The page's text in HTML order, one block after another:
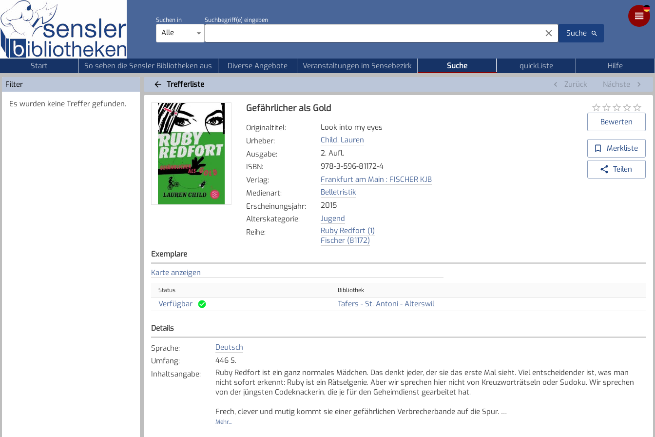
Suchen in
Alle
Suchbegriff(e) eingeben
Suche
Start So sehen die Sensler Bibliotheken aus Diverse Angebote Veranstaltungen im Sensebezirk Suche quickListe
Hilfe
Filter
Es wurden keine Treffer gefunden.
Trefferliste Zurück Nächste
Gefährlicher als Gold
Originaltitel:
Look into my eyes
Urheber:
Child, Lauren
Ausgabe:
2. Aufl.
ISBN:
978-3-596-81172-4
Verlag:
Frankfurt am Main : FISCHER KJB
Medienart:
Belletristik
Erscheinungsjahr:
2015
Alterskategorie:
Jugend
Reihe:
Ruby Redfort (1)
Fischer (81172)
Bewerten
Merkliste
Teilen
Exemplare
Karte anzeigen
Status Bibliothek
Verfügbar Tafers - St. Antoni - Alterswil
Details
Sprache:
Deutsch
Umfang:
446 S.
Inhaltsangabe:
Ruby Redfort ist ein ganz normales Mädchen. Das denkt jeder, der sie das erste Mal sieht. Viel entscheidender ist, was man
nicht sofort erkennt: Ruby ist ein Rätselgenie. Aber wir sprechen hier nicht von Kreuzworträtseln oder Sudoku. Wir sprechen
von der jüngsten Codeknackerin, die je für den Geheimdienst gearbeitet hat.
Frech, clever und mutig kommt sie einer gefährlichen Verbrecherbande auf die Spur.
Mehr...